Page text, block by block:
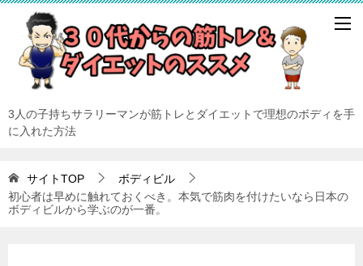
3人の子持ちサラリーマンが筋トレとダイエットで理想のボディを手
に入れた方法
サイトTOP
ボディビル
初心者は早めに触れておくべき。本気で筋肉を付けたいなら日本の
ボディビルから学ぶのが一番。